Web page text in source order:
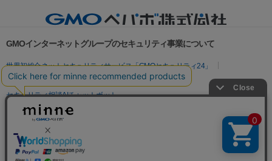
GMOインターネットグループのセキュリティ事業について
世界初総合ネットセキュリティサービス「GMOセキュリティ24」
パスワード漏洩診断
Webサイトリスク診断
セキュリティ相談AIチャットボット
実在証明・盗聴対策
サイバー攻撃対策（GMO Flatt Security）
セキュリティ事業の軌跡